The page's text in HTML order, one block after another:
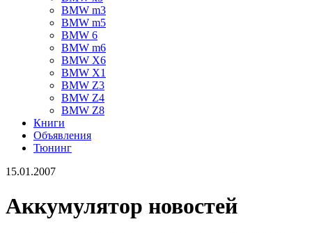
BMW m3
BMW m5
BMW 6
BMW m6
BMW X6
BMW X1
BMW Z3
BMW Z4
BMW Z8
Книги
Объявления
Тюнинг
15.01.2007
Аккумулятор новостей